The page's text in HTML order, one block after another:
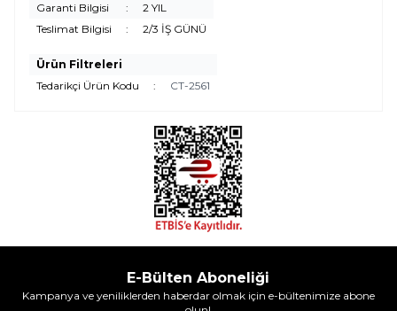
Garanti Bilgisi :
2 YIL
Teslimat Bilgisi
: 2/3 İŞ GÜNÜ
Ürün Filtreleri
Tedarikçi Ürün Kodu
: CT-2561
E-Bülten Aboneliği
Kampanya ve yeniliklerden haberdar olmak için e-bültenimize abone